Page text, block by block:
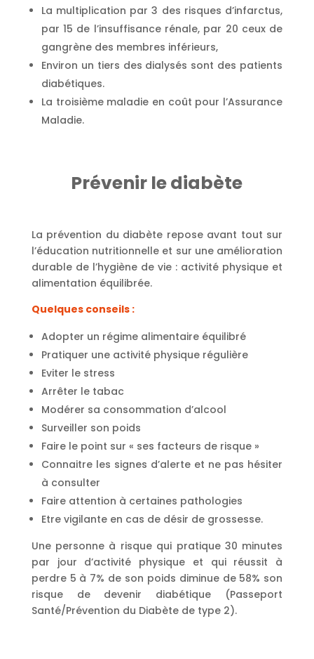
La multiplication par 3 des risques d’infarctus,
par 15 de l’insuffisance rénale, par 20 ceux de
gangrène des membres inférieurs,
Environ un tiers des dialysés sont des patients
diabétiques.
La troisième maladie en coût pour l’Assurance
Maladie.
Prévenir le diabète
La prévention du diabète repose avant tout sur
l’éducation nutritionnelle et sur une amélioration
durable de l’hygiène de vie : activité physique et
alimentation équilibrée.
Quelques conseils :
Adopter un régime alimentaire équilibré
Pratiquer une activité physique régulière
Eviter le stress
Arrêter le tabac
Modérer sa consommation d’alcool
Surveiller son poids
Faire le point sur « ses facteurs de risque »
Connaitre les signes d’alerte et ne pas hésiter
à consulter
Faire attention à certaines pathologies
Etre vigilante en cas de désir de grossesse.
Une personne à risque qui pratique 30 minutes
par jour d’activité physique et qui réussit à
perdre 5 à 7% de son poids diminue de 58% son
risque de devenir diabétique (Passeport
Santé/Prévention du Diabète de type 2).